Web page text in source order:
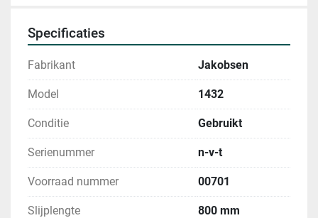
Specificaties
Fabrikant Jakobsen
Model 1432
Conditie Gebruikt
Serienummer n-v-t
Voorraad nummer 00701
Slijplengte 800 mm